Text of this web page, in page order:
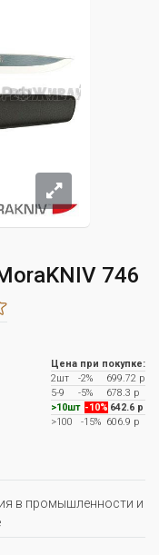
746
Цена при покупке:
2шт
-2%
699.72 р
5-9
-5%
678.3 р
>10шт -10% 642.6 р
>100
-15% 606.9 р
в промышленности и